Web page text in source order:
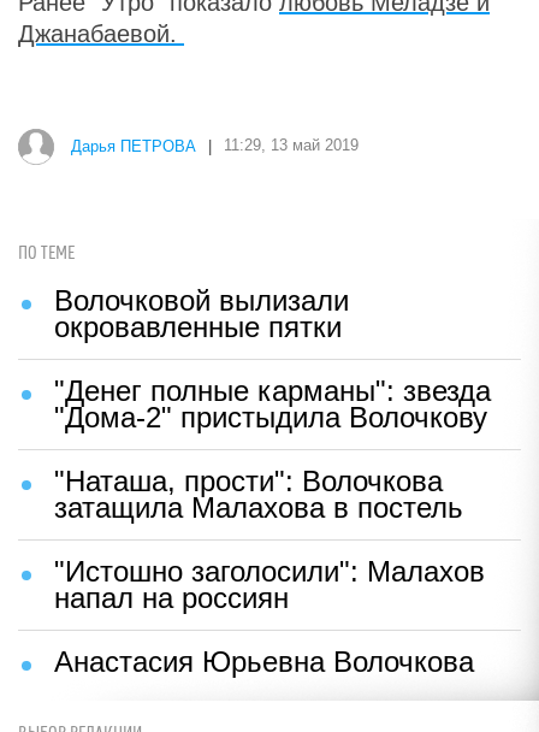
Джанабаевой.
Дарья ПЕТРОВА | 11:29, 13 май 2019
ПО ТЕМЕ
Волочковой вылизали
окровавленные пятки
"Денег полные карманы": звезда
"Дома-2" пристыдила Волочкову
"Наташа, прости": Волочкова
затащила Малахова в постель
"Истошно заголосили": Малахов
напал на россиян
Анастасия Юрьевна Волочкова